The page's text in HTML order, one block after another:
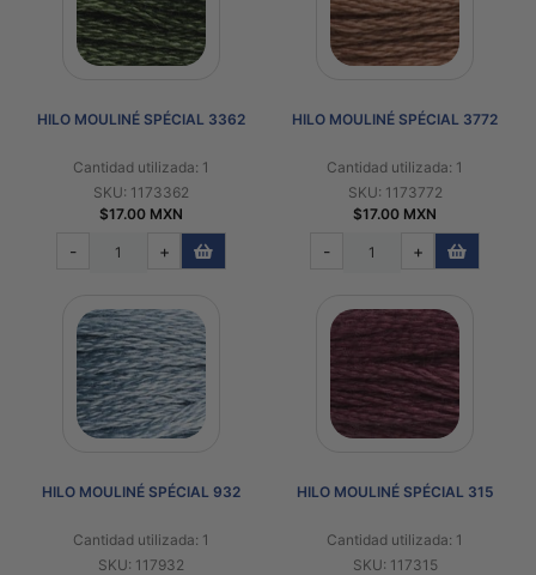
HILO MOULINÉ SPÉCIAL 3362
Cantidad utilizada: 1
SKU: 1173362
$17.00 MXN
- +
HILO MOULINÉ SPÉCIAL 3772
Cantidad utilizada: 1
SKU: 1173772
$17.00 MXN
- +
HILO MOULINÉ SPÉCIAL 932
Cantidad utilizada: 1
SKU: 117932
HILO MOULINÉ SPÉCIAL 315
Cantidad utilizada: 1
SKU: 117315